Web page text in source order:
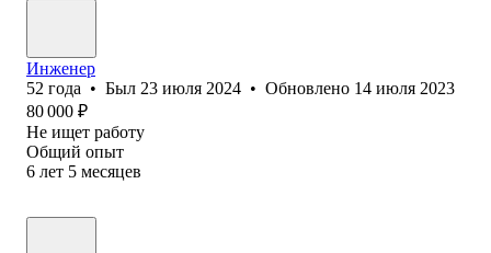
Инженер
52 года • Был 23 июля 2024 • Обновлено 14 июля 2023
80 000 ₽
Не ищет работу
Общий опыт
6 лет 5 месяцев